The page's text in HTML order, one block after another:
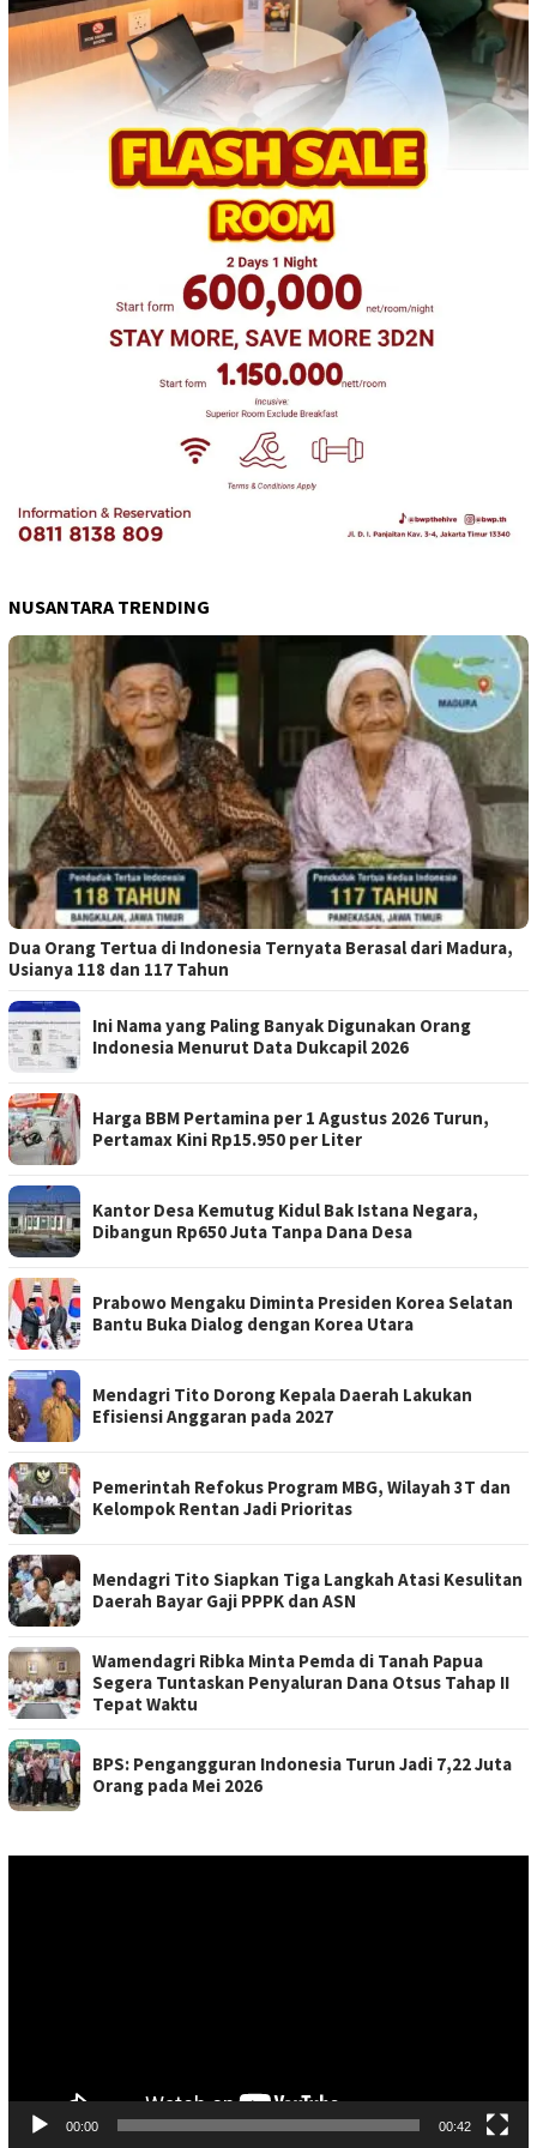
NUSANTARA TRENDING
Dua Orang Tertua di Indonesia Ternyata Berasal dari Madura,
Usianya 118 dan 117 Tahun
Ini Nama yang Paling Banyak Digunakan Orang
Indonesia Menurut Data Dukcapil 2026
Harga BBM Pertamina per 1 Agustus 2026 Turun,
Pertamax Kini Rp15.950 per Liter
Kantor Desa Kemutug Kidul Bak Istana Negara,
Dibangun Rp650 Juta Tanpa Dana Desa
Prabowo Mengaku Diminta Presiden Korea Selatan
Bantu Buka Dialog dengan Korea Utara
Mendagri Tito Dorong Kepala Daerah Lakukan
Efisiensi Anggaran pada 2027
Pemerintah Refokus Program MBG, Wilayah 3T dan
Kelompok Rentan Jadi Prioritas
Mendagri Tito Siapkan Tiga Langkah Atasi Kesulitan
Daerah Bayar Gaji PPPK dan ASN
Wamendagri Ribka Minta Pemda di Tanah Papua
Segera Tuntaskan Penyaluran Dana Otsus Tahap II
Tepat Waktu
BPS: Pengangguran Indonesia Turun Jadi 7,22 Juta
Orang pada Mei 2026
00:00 00:42